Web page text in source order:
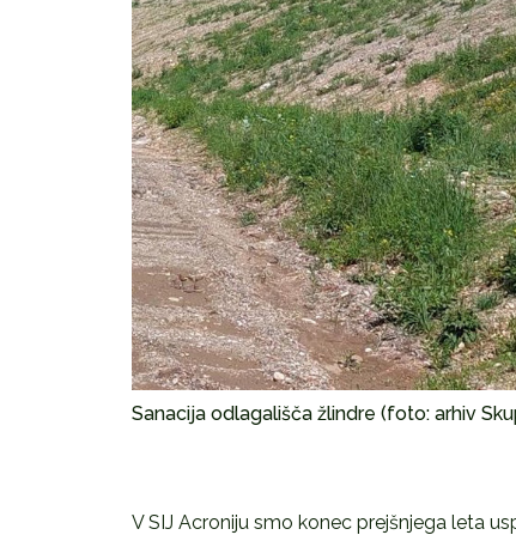
Sanacija odlagališča žlindre (foto: arhiv
V SIJ Acroniju smo konec prejšnjega leta